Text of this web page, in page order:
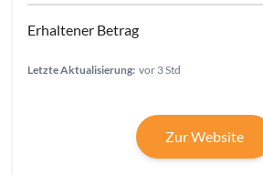
Letzte Aktualisierung: vor 3 Std
Zur Website